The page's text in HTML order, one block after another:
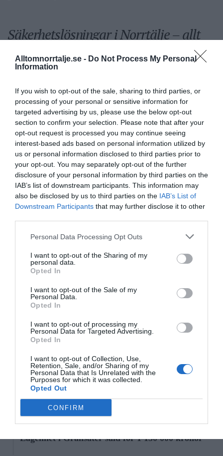
Alltomnorrtalje.se - Do Not Process My Personal
Information
If you wish to opt-out of the sale, sharing to third parties, or
processing of your personal or sensitive information for
targeted advertising by us, please use the below opt-out
section to confirm your selection. Please note that after your
opt-out request is processed you may continue seeing
interest-based ads based on personal information utilized by
us or personal information disclosed to third parties prior to
your opt-out. You may separately opt-out of the further
disclosure of your personal information by third parties on the
IAB’s list of downstream participants. This information may
also be disclosed by us to third parties on the IAB’s List of
Downstream Participants that may further disclose it to other
Personal Data Processing Opt Outs
I want to opt-out of the Sharing of my
personal data.
Opted In
I want to opt-out of the Sale of my
Personal Data.
Opted In
I want to opt-out of processing my
Personal Data for Targeted Advertising.
Opted In
I want to opt-out of Collection, Use,
Retention, Sale, and/or Sharing of my
Personal Data that Is Unrelated with the
Purposes for which it was collected.
Opted Out
CONFIRM
Säkerhetslösningar i Norrtälje – allt
kameraövervakning och passersystem
Rospiggarna laddar för
hemmamatch mot serieledarna
BKV går med i nytt fotbollsnätverk
med AIK
Rospiggarna tog ny seger: "Hoppas
vi kan göra underverk"
Senaste fastighetsköp
28/4 FASTIGHETSKÖP
Fritidshus på Vätö såld för 1 895 000 kronor
20/4 FASTIGHETSKÖP
Lägenhet på Grossgärdet såld för 1 550 000
kronor
5/4 FASTIGHETSKÖP
Lägenhet i Färsna såld för 2 100 000 kronor
5/4 FASTIGHETSKÖP
Lägenhet i Gransäter såld för 1 150 000 kronor